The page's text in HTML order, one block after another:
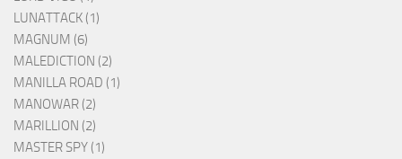
LUNATTACK (1)
MAGNUM (6)
MALEDICTION (2)
MANILLA ROAD (1)
MANOWAR (2)
MARILLION (2)
MASTER SPY (1)